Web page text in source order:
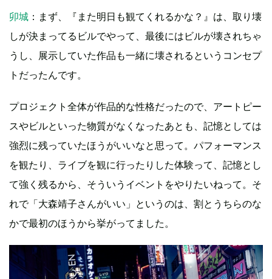
卯城 ：まず、『また明日も観てくれるかな？』は、取り壊
しが決まってるビルでやって、最後にはビルが壊されちゃ
うし、展示していた作品も一緒に壊されるというコンセプ
トだったんです。
プロジェクト全体が作品的な性格だったので、アートピー
スやビルといった物質がなくなったあとも、記憶としては
強烈に残っていたほうがいいなと思って。パフォーマンス
を観たり、ライブを観に行ったりした体験って、記憶とし
て強く残るから、そういうイベントをやりたいねって。そ
れで「大森靖子さんがいい」というのは、割とうちらのな
かで最初のほうから挙がってました。